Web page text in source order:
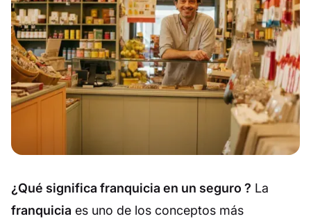
¿Qué significa franquicia en un seguro ? La
franquicia es uno de los conceptos más